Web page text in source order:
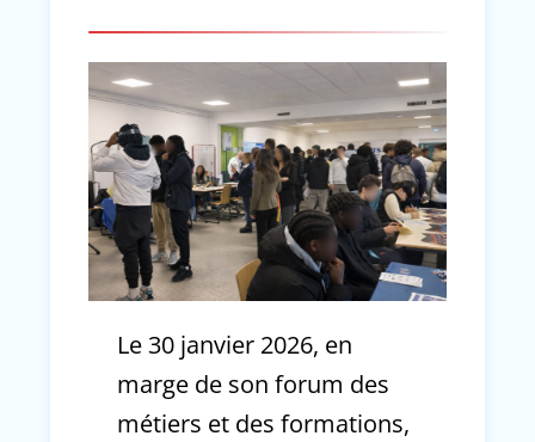
Le 30 janvier 2026, en
marge de son forum des
métiers et des formations,